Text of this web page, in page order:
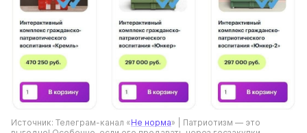
Источник: Телеграм-канал «Не норма» | Патриотизм — это